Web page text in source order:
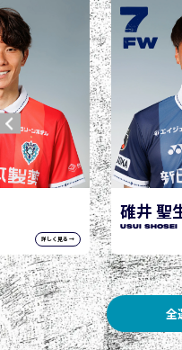
詳しく見る →
碓井 聖
USUI Shosei
7
FW
全